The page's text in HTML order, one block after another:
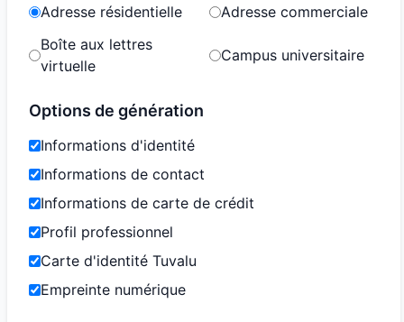
Adresse résidentielle
Adresse commerciale
Boîte aux lettres
virtuelle
Campus universitaire
Options de génération
Informations d'identité
Informations de contact
Informations de carte de crédit
Profil professionnel
Carte d'identité Tuvalu
Empreinte numérique